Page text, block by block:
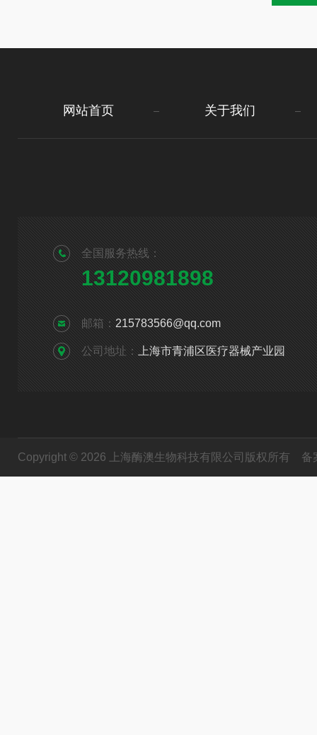
网站首页 关于我们
全国服务热线：
13120981898
邮箱： 215783566@qq.com
公司地址： 上海市青浦区医疗器械产业园
Copyright © 2026 上海酶澳生物科技有限公司版权所有 备